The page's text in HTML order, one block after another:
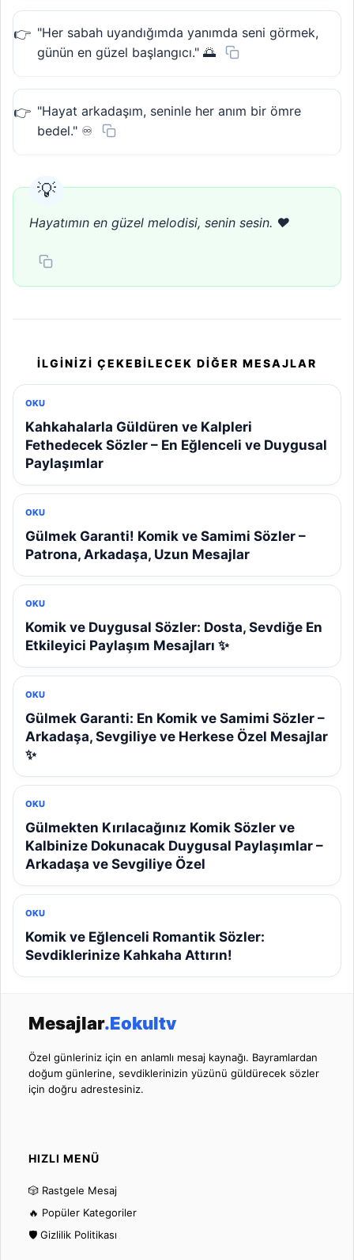
"Her sabah uyandığımda yanımda seni görmek,
günün en güzel başlangıcı." 🌅
"Hayat arkadaşım, seninle her anım bir ömre
bedel." ♾️
Hayatımın en güzel melodisi, senin sesin. ❤️
İLGINIZI ÇEKEBILECEK DIĞER MESAJLAR
OKU
Kahkahalarla Güldüren ve Kalpleri
Fethedecek Sözler – En Eğlenceli ve Duygusal
Paylaşımlar
OKU
Gülmek Garanti! Komik ve Samimi Sözler –
Patrona, Arkadaşa, Uzun Mesajlar
OKU
Komik ve Duygusal Sözler: Dosta, Sevdiğe En
Etkileyici Paylaşım Mesajları ✨
OKU
Gülmek Garanti: En Komik ve Samimi Sözler –
Arkadaşa, Sevgiliye ve Herkese Özel Mesajlar
✨
OKU
Gülmekten Kırılacağınız Komik Sözler ve
Kalbinize Dokunacak Duygusal Paylaşımlar –
Arkadaşa ve Sevgiliye Özel
OKU
Komik ve Eğlenceli Romantik Sözler:
Sevdiklerinize Kahkaha Attırın!
Mesajlar.Eokultv
Özel günleriniz için en anlamlı mesaj kaynağı. Bayramlardan
doğum günlerine, sevdiklerinizin yüzünü güldürecek sözler
için doğru adrestesiniz.
HIZLI MENÜ
🎲 Rastgele Mesaj
🔥 Popüler Kategoriler
🛡️ Gizlilik Politikası